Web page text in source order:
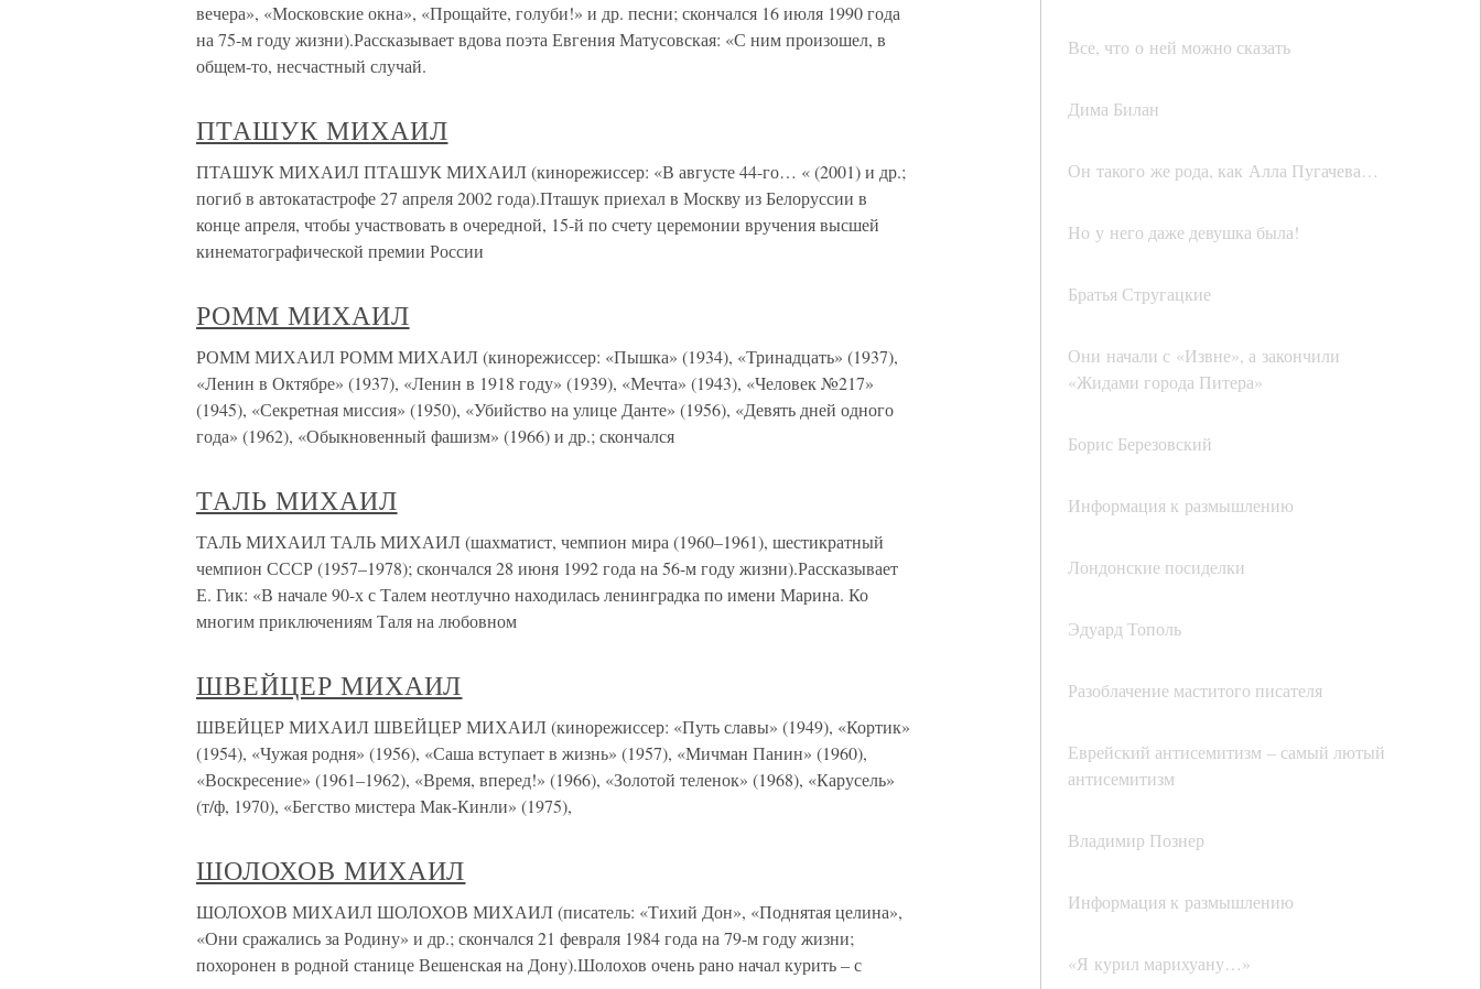
Все, что о ней можно сказать
Дима Билан
Он такого же рода, как Алла Пугачева…
Но у него даже девушка была!
Братья Стругацкие
Они начали с «Извне», а закончили
«Жидами города Питера»
Борис Березовский
Информация к размышлению
Лондонские посиделки
Эдуард Тополь
Разоблачение маститого писателя
Еврейский антисемитизм – самый лютый
антисемитизм
Владимир Познер
Информация к размышлению
«Я курил марихуану…»
вечера», «Московские окна», «Прощайте, голуби!» и др. песни; скончался 16 июля 1990 года
на 75-м году жизни).Рассказывает вдова поэта Евгения Матусовская: «С ним произошел, в
общем-то, несчастный случай.
ПТАШУК МИХАИЛ
ПТАШУК МИХАИЛ ПТАШУК МИХАИЛ (кинорежиссер: «В августе 44-го… « (2001) и др.;
погиб в автокатастрофе 27 апреля 2002 года).Пташук приехал в Москву из Белоруссии в
конце апреля, чтобы участвовать в очередной, 15-й по счету церемонии вручения высшей
кинематографической премии России
РОММ МИХАИЛ
РОММ МИХАИЛ РОММ МИХАИЛ (кинорежиссер: «Пышка» (1934), «Тринадцать» (1937),
«Ленин в Октябре» (1937), «Ленин в 1918 году» (1939), «Мечта» (1943), «Человек №217»
(1945), «Секретная миссия» (1950), «Убийство на улице Данте» (1956), «Девять дней одного
года» (1962), «Обыкновенный фашизм» (1966) и др.; скончался
ТАЛЬ МИХАИЛ
ТАЛЬ МИХАИЛ ТАЛЬ МИХАИЛ (шахматист, чемпион мира (1960–1961), шестикратный
чемпион СССР (1957–1978); скончался 28 июня 1992 года на 56-м году жизни).Рассказывает
Е. Гик: «В начале 90-х с Талем неотлучно находилась ленинградка по имени Марина. Ко
многим приключениям Таля на любовном
ШВЕЙЦЕР МИХАИЛ
ШВЕЙЦЕР МИХАИЛ ШВЕЙЦЕР МИХАИЛ (кинорежиссер: «Путь славы» (1949), «Кортик»
(1954), «Чужая родня» (1956), «Саша вступает в жизнь» (1957), «Мичман Панин» (1960),
«Воскресение» (1961–1962), «Время, вперед!» (1966), «Золотой теленок» (1968), «Карусель»
(т/ф, 1970), «Бегство мистера Мак-Кинли» (1975),
ШОЛОХОВ МИХАИЛ
ШОЛОХОВ МИХАИЛ ШОЛОХОВ МИХАИЛ (писатель: «Тихий Дон», «Поднятая целина»,
«Они сражались за Родину» и др.; скончался 21 февраля 1984 года на 79-м году жизни;
похоронен в родной станице Вешенская на Дону).Шолохов очень рано начал курить – с